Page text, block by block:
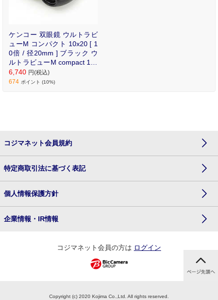
ケンコー 双眼鏡 ウルトラビ
ューM コンパクト 10x20 [ 1
0倍 / 径20mm ] ブラック ウ
ルトラビューM compact 10x
20
6,740 円(税込)
674 ポイント (10%)
コジマネット会員規約
特定商取引法に基づく表記
個人情報保護方針
企業情報・IR情報
コジマネット会員の方は ログイン
Copyright (c) 2020 Kojima Co.,Ltd. All rights reserved.